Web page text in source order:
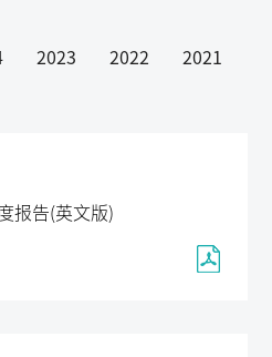
2023 2022
2021
报告(英文版)